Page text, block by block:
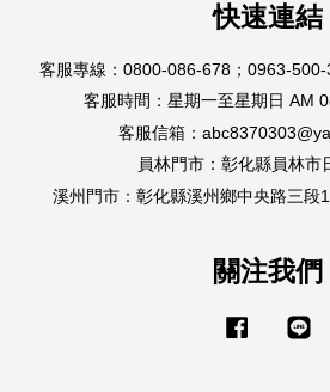
快速連結
客服專線：0800-086-678；0963-
客服時間：星期一至星期日 AM
客服信箱：
員林門市：彰化縣員林市
溪州門市：彰化縣溪州鄉中央路三段
關注我們
Facebook